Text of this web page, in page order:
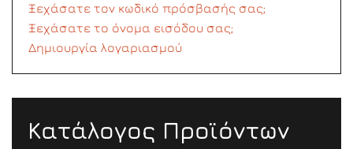
Ξεχάσατε τον κωδικό πρόσβασής σας;
Ξεχάσατε το όνομα εισόδου σας;
Δημιουργία λογαριασμού
Κατάλογος Προϊόντων